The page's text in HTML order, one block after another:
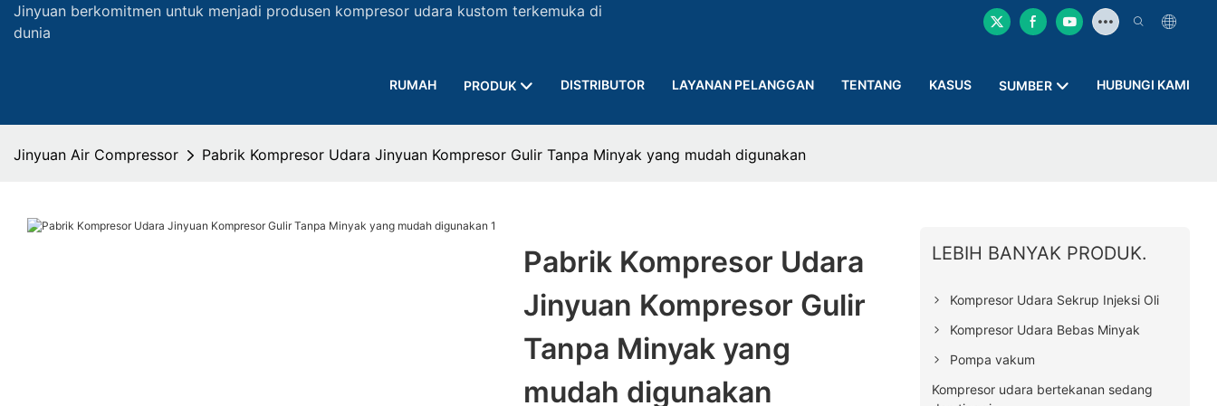
Jinyuan berkomitmen untuk menjadi produsen kompresor udara kustom terkemuka di
dunia
RUMAH PRODUK DISTRIBUTOR LAYANAN PELANGGAN TENTANG KASUS SUMBER HUBUNGI KAMI
Jinyuan Air Compressor Pabrik Kompresor Udara Jinyuan Kompresor Gulir Tanpa Minyak yang mudah digunakan
Pabrik Kompresor Udara
Jinyuan Kompresor Gulir
Tanpa Minyak yang
mudah digunakan
LEBIH BANYAK PRODUK.
Kompresor Udara Sekrup Injeksi Oli
Kompresor Udara Bebas Minyak
Pompa vakum
Kompresor udara bertekanan sedang